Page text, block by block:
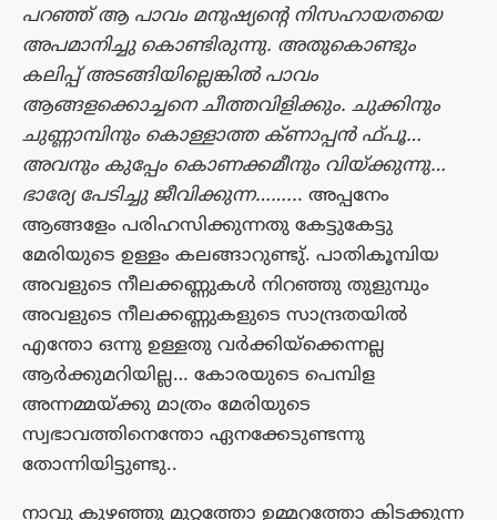
പറഞ്ഞ് ആ പാവം മനുഷ്യന്റെ നിസഹായതയെ
അപമാനിച്ചു കൊണ്ടിരുന്നു. അതുകൊണ്ടും
കലിപ്പ് അടങ്ങിയില്ലെങ്കിൽ പാവം
ആങ്ങളക്കൊച്ചനെ ചീത്തവിളിക്കും. ചുക്കിനും
ചുണ്ണാമ്പിനും കൊള്ളാത്ത ക്ണാപ്പൻ ഫ്‌പൂ…
അവനും കുപ്പേം കൊണക്കമീനും വിയ്ക്കുന്നു…
ഭാര്യേ പേടിച്ചു ജീവിക്കുന്ന……... അപ്പനേം
ആങ്ങളേം പരിഹസിക്കുന്നതു കേട്ടുകേട്ടു
മേരിയുടെ ഉള്ളം കലങ്ങാറുണ്ടു്. പാതികൂമ്പിയ
അവളുടെ നീലക്കണ്ണുകൾ നിറഞ്ഞു തുളുമ്പും
അവളുടെ നീലക്കണ്ണുകളുടെ സാന്ദ്രതയിൽ
എന്തോ ഒന്നു ഉള്ളതു വർക്കിയ്ക്കെന്നല്ല
ആർക്കുമറിയില്ല… കോരയുടെ പെമ്പിള
അന്നമ്മയ്ക്കു മാത്രം മേരിയുടെ
സ്വഭാവത്തിനെന്തോ ഏനക്കേടുണ്ടന്നു
തോന്നിയിട്ടുണ്ടു..
നാവു കുഴഞ്ഞു മുറ്റത്തോ ഉമ്മറത്തോ കിടക്കുന്ന